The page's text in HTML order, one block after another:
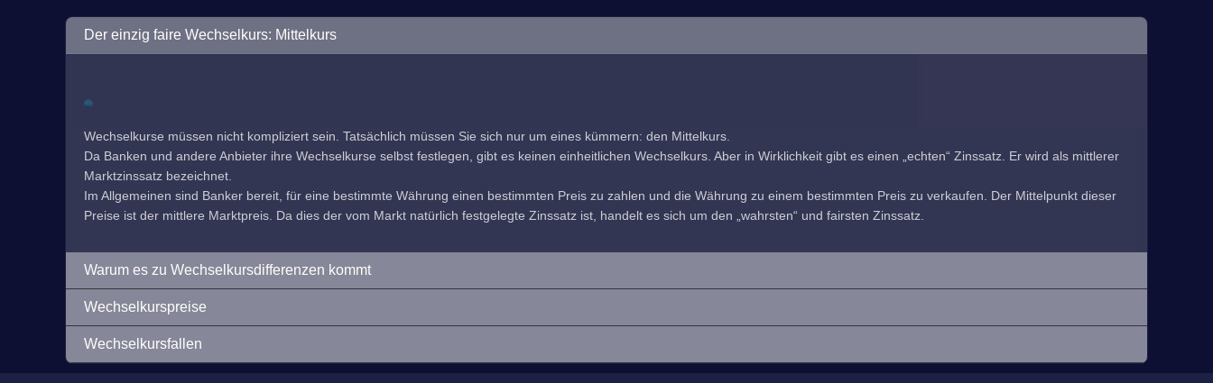
Der einzig faire Wechselkurs: Mittelkurs
Wechselkurse müssen nicht kompliziert sein. Tatsächlich müssen Sie sich nur um eines kümmern: den Mittelkurs.
Da Banken und andere Anbieter ihre Wechselkurse selbst festlegen, gibt es keinen einheitlichen Wechselkurs. Aber in Wirklichkeit gibt es einen „echten“ Zinssatz. Er wird als mittlerer
Marktzinssatz bezeichnet.
Im Allgemeinen sind Banker bereit, für eine bestimmte Währung einen bestimmten Preis zu zahlen und die Währung zu einem bestimmten Preis zu verkaufen. Der Mittelpunkt dieser
Preise ist der mittlere Marktpreis. Da dies der vom Markt natürlich festgelegte Zinssatz ist, handelt es sich um den „wahrsten“ und fairsten Zinssatz.
Warum es zu Wechselkursdifferenzen kommt
Wechselkurspreise
Wechselkursfallen